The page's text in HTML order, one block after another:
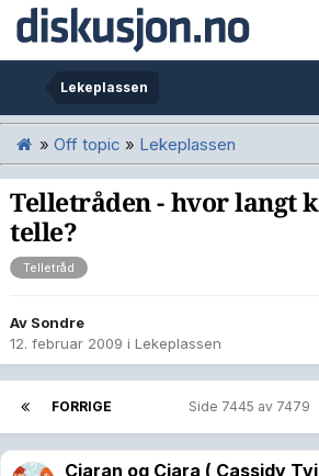
Lekeplassen
» Off topic » Lekeplassen
Telletråden - hvor langt
telle?
Telletråd
Av Sondre
12. februar 2009 i Lekeplassen
FORRIGE Side 7445 av 7479
Ciaran og Ciara ( Cassidy